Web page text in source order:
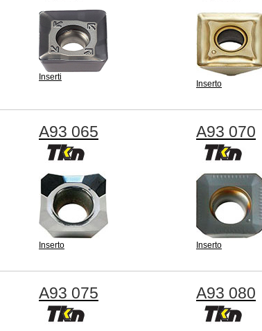
Inserti
Inserto
A93 065
Inserto
A93 070
Inserto
A93 075 A93 080